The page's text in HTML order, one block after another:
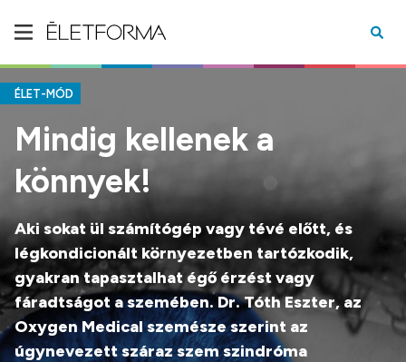
ÉLET-MÓD
Mindig kellenek a
könnyek!
Aki sokat ül számítógép vagy tévé előtt, és
légkondicionált környezetben tartózkodik,
gyakran tapasztalhat égő érzést vagy
fáradtságot a szemében. Dr. Tóth Eszter, az
Oxygen Medical szemésze szerint az
úgynevezett száraz szem szindróma